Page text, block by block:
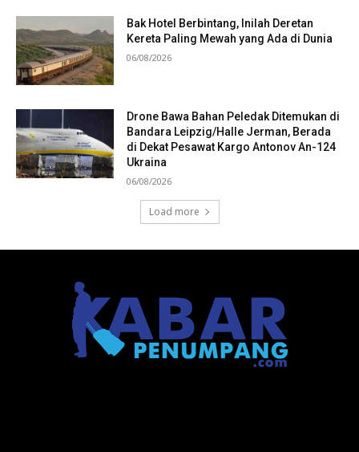
Bak Hotel Berbintang, Inilah Deretan
Kereta Paling Mewah yang Ada di Dunia
06/08/2026
Drone Bawa Bahan Peledak Ditemukan di
Bandara Leipzig/Halle Jerman, Berada
di Dekat Pesawat Kargo Antonov An-124
Ukraina
06/08/2026
Load more